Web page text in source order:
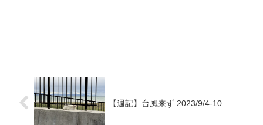
【週記】台風来ず 2023/9/4-10